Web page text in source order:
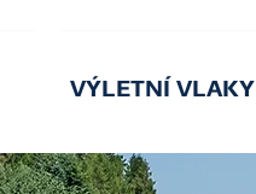
VÝLETNÍ VLAKY